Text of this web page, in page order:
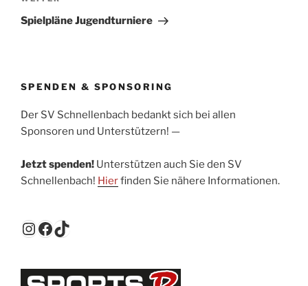
Spielpläne Jugendturniere
SPENDEN & SPONSORING
Der SV Schnellenbach bedankt sich bei allen
Sponsoren und Unterstützern! —
Jetzt spenden! Unterstützen auch Sie den SV
Schnellenbach! Hierfinden Sie nähere Informationen.